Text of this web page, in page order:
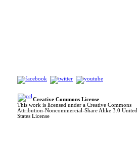
Creative Commons License
This work is licensed under a Creative Commons
Attribution-Noncommercial-Share Alike 3.0 United
States License